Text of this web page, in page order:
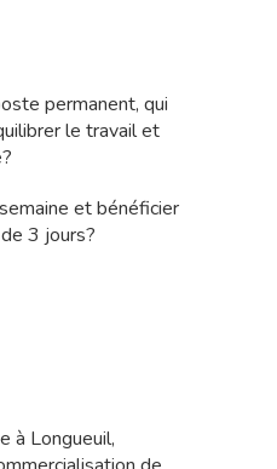
permanent, qui
le travail et
et bénéficier
3 jours?
à Longueuil,